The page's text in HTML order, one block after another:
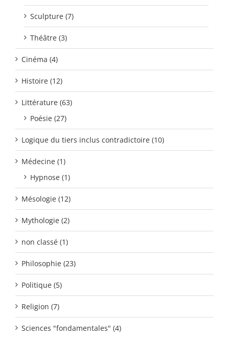
Sculpture (7)
Théâtre (3)
Cinéma (4)
Histoire (12)
Littérature (63)
Poésie (27)
Logique du tiers inclus contradictoire (10)
Médecine (1)
Hypnose (1)
Mésologie (12)
Mythologie (2)
non classé (1)
Philosophie (23)
Politique (5)
Religion (7)
Sciences "fondamentales" (4)